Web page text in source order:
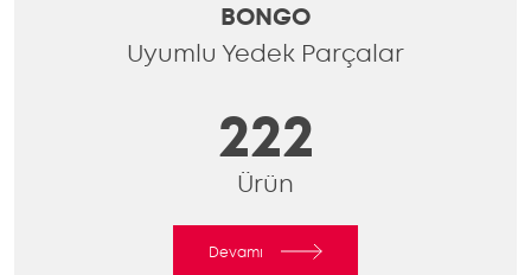
BONGO
Uyumlu Yedek Parçalar
222
Ürün
Devamı